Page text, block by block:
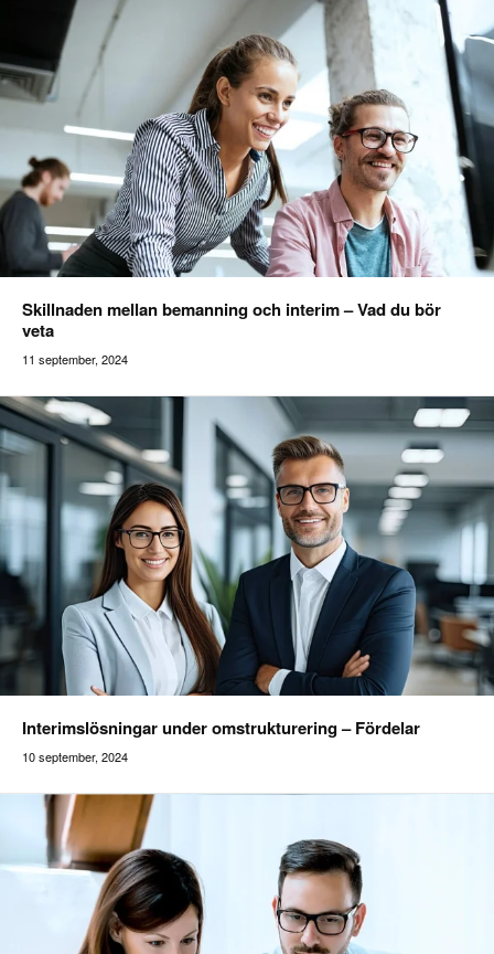
Addilon
Skillnaden mellan bemanning och interim – Vad du bör
veta
11 september, 2024
Addilon
Interimslösningar under omstrukturering – Fördelar
10 september, 2024